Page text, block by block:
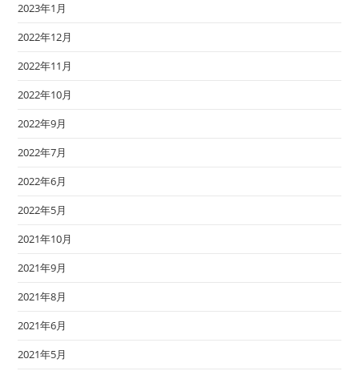
2023年1月
2022年12月
2022年11月
2022年10月
2022年9月
2022年7月
2022年6月
2022年5月
2021年10月
2021年9月
2021年8月
2021年6月
2021年5月